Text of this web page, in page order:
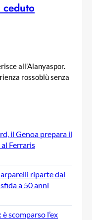
ceduto
all’Alanyaspor.
rossoblù senza
il Genoa prepara il
Ferraris
riparte dal
a 50 anni
scomparso l’ex